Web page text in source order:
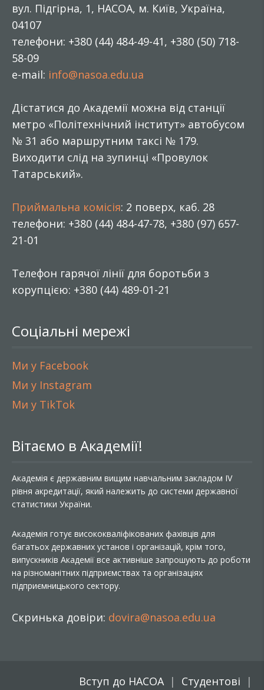
вул. Підгірна, 1, НАСОА, м. Київ, Україна,
04107
телефони: +380 (44) 484-49-41, +380 (50) 718-
58-09
e-mail: info@nasoa.edu.ua
Дістатися до Академії можна від станції
метро «Політехнічний інститут» автобусом
№ 31 або маршрутним таксі № 179.
Виходити слід на зупинці «Провулок
Татарський».
Приймальна комісія: 2 поверх, каб. 28
телефони: +380 (44) 484-47-78, +380 (97) 657-
21-01
Телефон гарячої лінії для боротьби з
корупцією: +380 (44) 489-01-21
Соціальні мережі
Ми у Facebook
Ми у Instagram
Ми у TikTok
Вітаємо в Академії!
Академія є державним вищим навчальним закладом IV
рівня акредитації, який належить до системи державної
статистики України.
Академія готує висококваліфікованих фахівців для
багатьох державних установ і організацій, крім того,
випускників Академії все активніше запрошують до роботи
на різноманітних підприємствах та організаціях
підприємницького сектору.
Скринька довіри: dovira@nasoa.edu.ua
Вступ до НАСОА Студентові